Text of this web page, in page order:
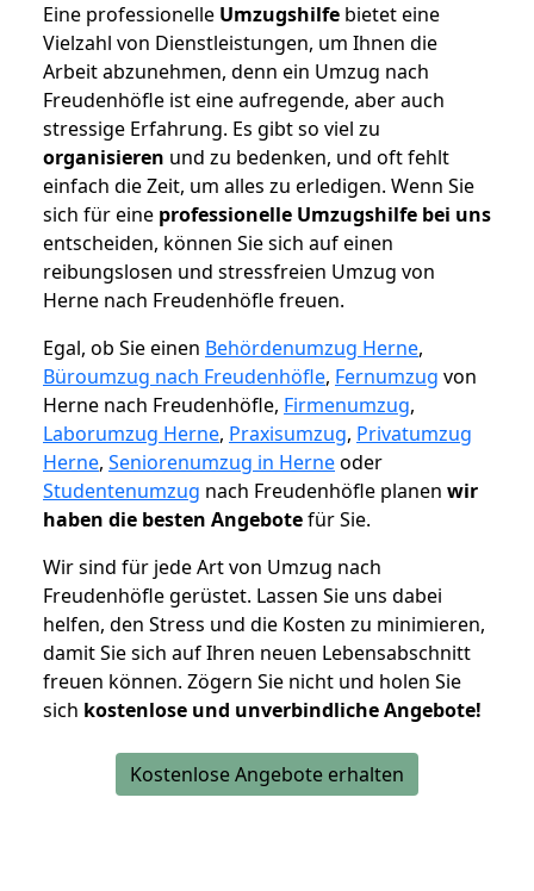
Eine professionelle Umzugshilfe bietet eine
Vielzahl von Dienstleistungen, um Ihnen die
Arbeit abzunehmen, denn ein Umzug nach
Freudenhöfle ist eine aufregende, aber auch
stressige Erfahrung. Es gibt so viel zu
organisieren und zu bedenken, und oft fehlt
einfach die Zeit, um alles zu erledigen. Wenn Sie
sich für eine professionelle Umzugshilfe bei uns
entscheiden, können Sie sich auf einen
reibungslosen und stressfreien Umzug von
Herne nach Freudenhöfle freuen.
Egal, ob Sie einen Behördenumzug Herne,
Büroumzug nach Freudenhöfle, Fernumzug von
Herne nach Freudenhöfle, Firmenumzug,
Laborumzug Herne, Praxisumzug, Privatumzug
Herne, Seniorenumzug in Herneoder
Studentenumzug nach Freudenhöfle planen wir
haben die besten Angebotefür Sie.
Wir sind für jede Art von Umzug nach
Freudenhöfle gerüstet. Lassen Sie uns dabei
helfen, den Stress und die Kosten zu minimieren,
damit Sie sich auf Ihren neuen Lebensabschnitt
freuen können. Zögern Sie nicht und holen Sie
sich kostenlose und unverbindliche Angebote!
Kostenlose Angebote erhalten